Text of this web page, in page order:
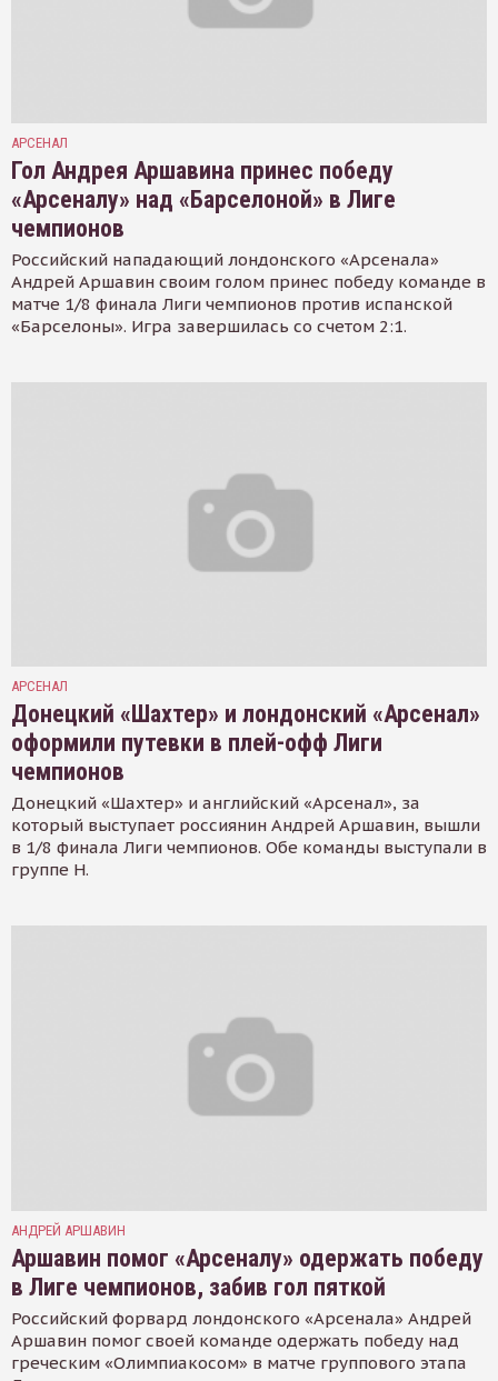
АРСЕНАЛ
Гол Андрея Аршавина принес победу
«Арсеналу» над «Барселоной» в Лиге
чемпионов
Российский нападающий лондонского «Арсенала»
Андрей Аршавин своим голом принес победу команде в
матче 1/8 финала Лиги чемпионов против испанской
«Барселоны». Игра завершилась со счетом 2:1.
АРСЕНАЛ
Донецкий «Шахтер» и лондонский «Арсенал»
оформили путевки в плей-офф Лиги
чемпионов
Донецкий «Шахтер» и английский «Арсенал», за
который выступает россиянин Андрей Аршавин, вышли
в 1/8 финала Лиги чемпионов. Обе команды выступали в
группе Н.
АНДРЕЙ АРШАВИН
Аршавин помог «Арсеналу» одержать победу
в Лиге чемпионов, забив гол пяткой
Российский форвард лондонского «Арсенала» Андрей
Аршавин помог своей команде одержать победу над
греческим «Олимпиакосом» в матче группового этапа